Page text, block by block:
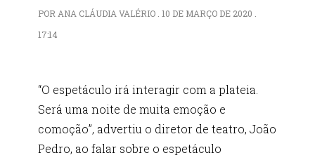
POR ANA CLÁUDIA VALÉRIO . 10 DE MARÇO DE 2020 .
17:14
“O espetáculo irá interagir com a plateia.
Será uma noite de muita emoção e
comoção”, advertiu o diretor de teatro, João
Pedro, ao falar sobre o espetáculo